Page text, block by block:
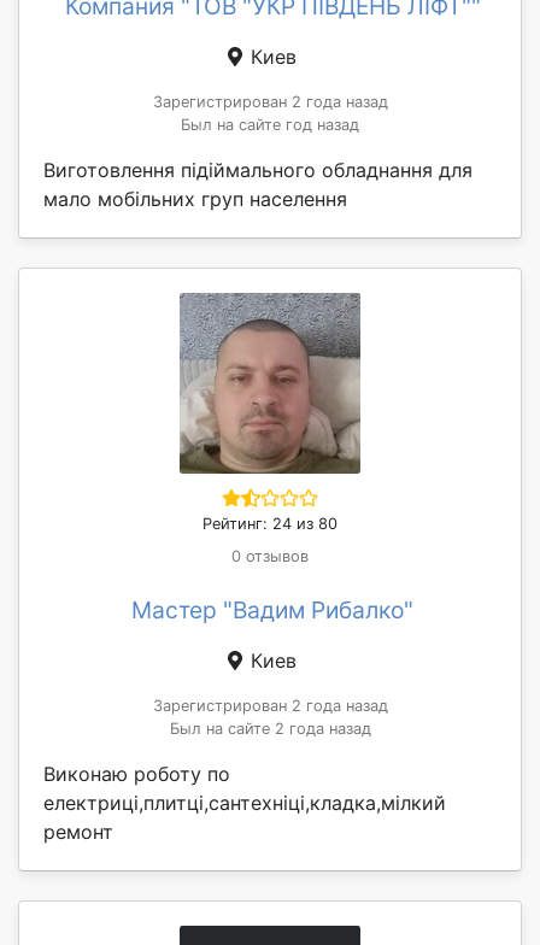
Киев
Зарегистрирован 2 года назад
Был на сайте год назад
Виготовлення підіймального обладнання для
мало мобільних груп населення
Рейтинг: 24 из 80
0 отзывов
Мастер "Вадим Рибалко"
Киев
Зарегистрирован 2 года назад
Был на сайте 2 года назад
Виконаю роботу по
електриці,плитці,сантехніці,кладка,мілкий
ремонт